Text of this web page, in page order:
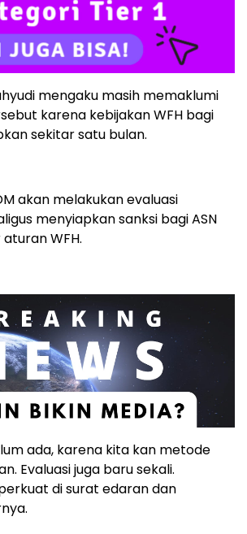
mengaku masih memaklumi
karena kebijakan WFH bagi
sekitar satu bulan.
akan melakukan evaluasi
menyiapkan sanksi bagi ASN
WFH.
ada, karena kita kan metode
Evaluasi juga baru sekali.
di surat edaran dan